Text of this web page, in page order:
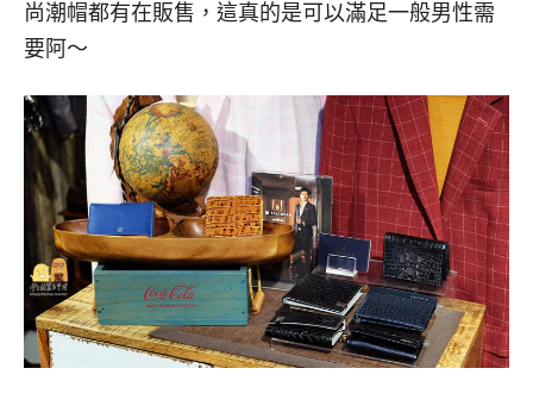
尚潮帽都有在販售，這真的是可以滿足一般男性需
要阿～